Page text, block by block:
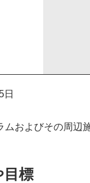
日
ムおよびその周辺
目標